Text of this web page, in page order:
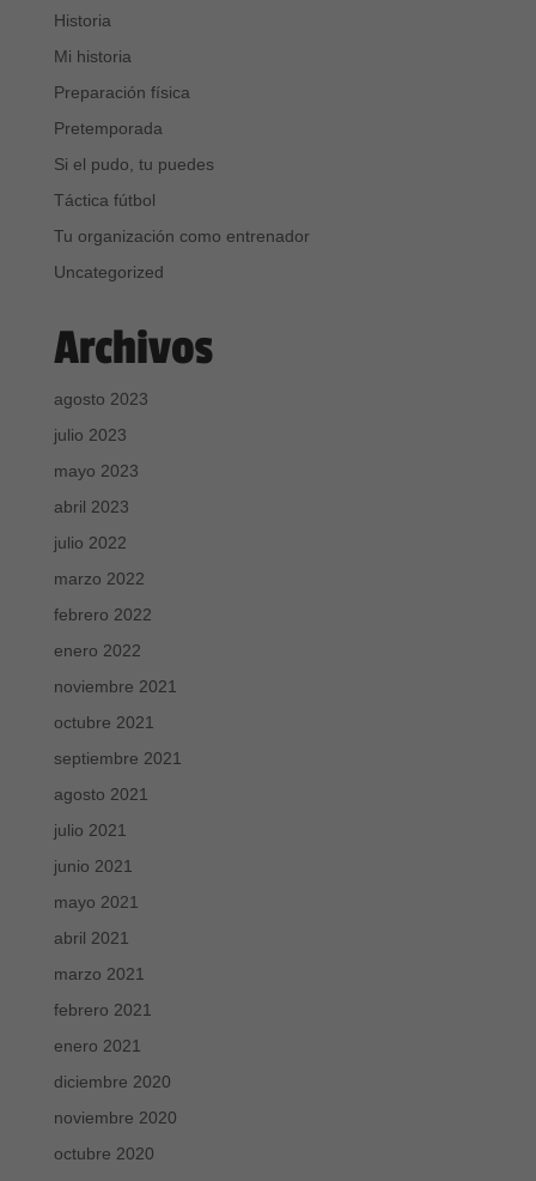
Historia
Mi historia
Preparación física
Pretemporada
Si el pudo, tu puedes
Táctica fútbol
Tu organización como entrenador
Uncategorized
Archivos
agosto 2023
julio 2023
mayo 2023
abril 2023
julio 2022
marzo 2022
febrero 2022
enero 2022
noviembre 2021
octubre 2021
septiembre 2021
agosto 2021
julio 2021
junio 2021
mayo 2021
abril 2021
marzo 2021
febrero 2021
enero 2021
diciembre 2020
noviembre 2020
octubre 2020